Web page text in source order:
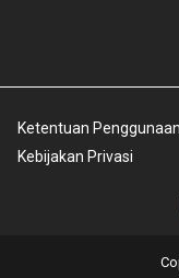
Ketentuan Penggunaan
Kebijakan Privasi